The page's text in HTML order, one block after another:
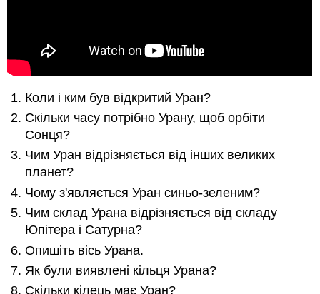
Коли і ким був відкритий Уран?
Скільки часу потрібно Урану, щоб орбіти
Сонця?
Чим Уран відрізняється від інших великих
планет?
Чому з'являється Уран синьо-зеленим?
Чим склад Урана відрізняється від складу
Юпітера і Сатурна?
Опишіть вісь Урана.
Як були виявлені кільця Урана?
Скільки кілець має Уран?